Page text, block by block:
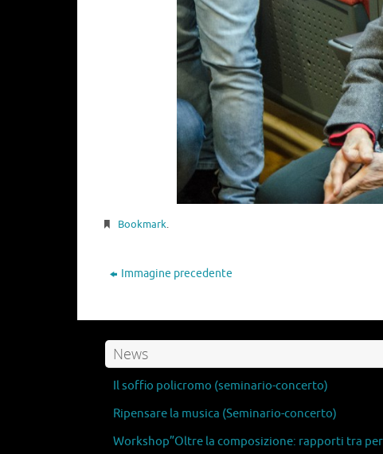
Bookmark.
Immagine precedente
News
Il soffio policromo (seminario-concerto)
Ripensare la musica (Seminario-concerto)
Workshop”Oltre la composizione: rapporti tra